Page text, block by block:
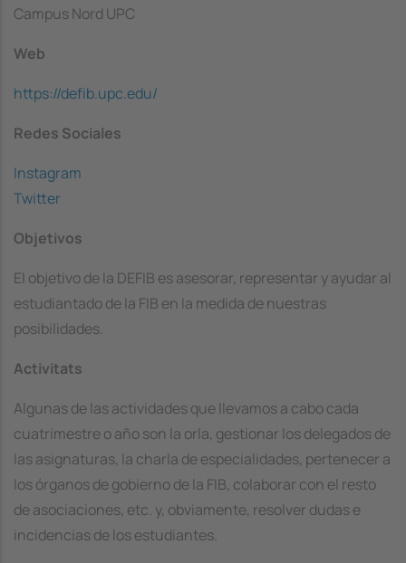
Campus Nord UPC
Web
https://defib.upc.edu/
Redes Sociales
Instagram
Twitter
Objetivos
El objetivo de la DEFIB es asesorar, representar y ayudar al
estudiantado de la FIB en la medida de nuestras
posibilidades.
Activitats
Algunas de las actividades que llevamos a cabo cada
cuatrimestre o año son la orla, gestionar los delegados de
las asignaturas, la charla de especialidades, pertenecer a
los órganos de gobierno de la FIB, colaborar con el resto
de asociaciones, etc. y, obviamente, resolver dudas e
incidencias de los estudiantes.